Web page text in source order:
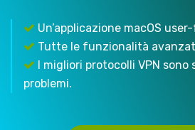
Un’applicazione macOS
Tutte le funzionalità
I migliori protocolli VPN sono
problemi.